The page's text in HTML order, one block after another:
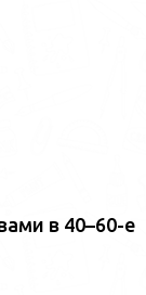
в 40–60-е